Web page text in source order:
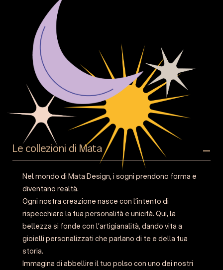
Le collezioni di Mata
Nel mondo di Mata Design, i sogni prendono forma e
diventano realtà.
Ogni nostra creazione nasce con l’intento di
rispecchiare la tua personalità e unicità. Qui, la
bellezza si fonde con l’artigianalità, dando vita a
gioielli personalizzati che parlano di te e della tua
storia.
Immagina di abbellire il tuo polso con uno dei nostri